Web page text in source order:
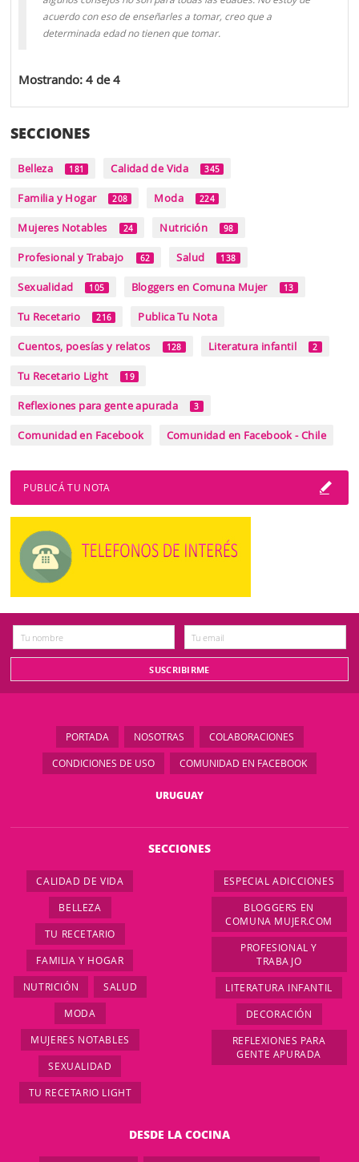
acuerdo con eso de enseñarles a tomar, creo que a
determinada edad no tienen que tomar.
Mostrando: 4 de 4
SECCIONES
Belleza 181 Calidad de Vida 345
Familia y Hogar 208 Moda 224
Mujeres Notables 24 Nutrición 98
Profesional y Trabajo 62 Salud 138
Sexualidad 105 Bloggers en Comuna Mujer 13
Tu Recetario 216 Publica Tu Nota
Cuentos, poesías y relatos 128 Literatura infantil 2
Tu Recetario Light 19
Reflexiones para gente apurada 3
Comunidad en Facebook Comunidad en Facebook - Chile
PUBLICÁ TU NOTA
PORTADA NOSOTRAS COLABORACIONES
CONDICIONES DE USO COMUNIDAD EN FACEBOOK
URUGUAY
SECCIONES
CALIDAD DE VIDA
BELLEZA
TU RECETARIO
FAMILIA Y HOGAR
NUTRICIÓN SALUD
MODA
MUJERES NOTABLES
SEXUALIDAD
TU RECETARIO LIGHT
ESPECIAL ADICCIONES
BLOGGERS EN
COMUNA MUJER.COM
PROFESIONAL Y
TRABAJO
LITERATURA INFANTIL
DECORACIÓN
REFLEXIONES PARA
GENTE APURADA
DESDE LA COCINA